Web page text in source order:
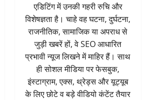
एडिटिंग में उनकी गहरी रुचि और
विशेषज्ञता है। चाहे वह घटना, दुर्घटना,
राजनीतिक, सामाजिक या अपराध से
जुड़ी खबरें हों, वे SEO आधारित
प्रभावी न्यूज लिखने में माहिर हैं। साथ
ही सोशल मीडिया पर फेसबुक,
इंस्टाग्राम, एक्स, थ्रेड्स और यूट्यूब
के लिए छोटे व बड़े वीडियो कंटेंट तैयार